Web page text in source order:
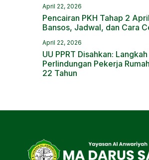
April 22, 2026
Pencairan PKH Tahap 2
Bansos, Jadwal, dan Cara
April 22, 2026
UU PPRT Disahkan:
Perlindungan Pekerja
22 Tahun